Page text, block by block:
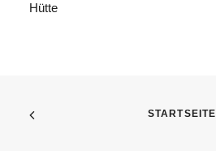
Hütte
STARTSEITE